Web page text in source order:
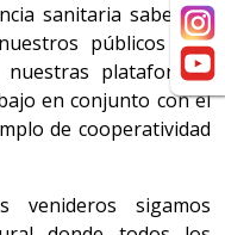
sanitaria sabemos
públicos una
plataformas
en conjunto con el
de cooperatividad
venideros sigamos